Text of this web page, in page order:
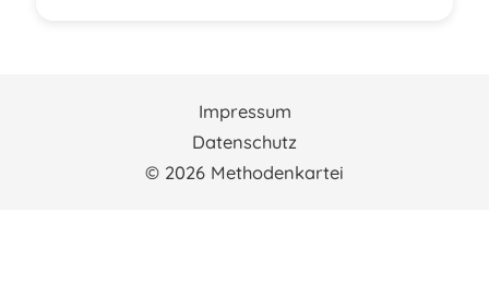
Impressum
Datenschutz
© 2026 Methodenkartei